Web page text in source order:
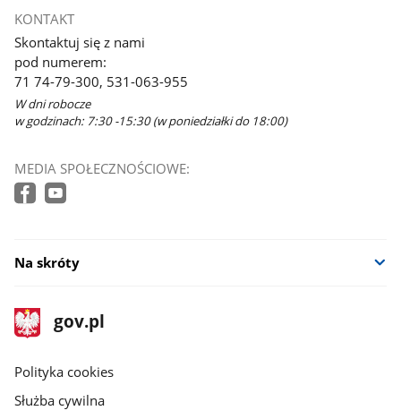
KONTAKT
Skontaktuj się z nami
pod numerem:
71 74-79-300, 531-063-955
W dni robocze
w godzinach: 7:30 -15:30 (w poniedziałki do 18:00)
MEDIA SPOŁECZNOŚCIOWE:
Na skróty
stopka
gov.pl
Strona
gov.pl
gov.pl
Polityka cookies
Służba cywilna